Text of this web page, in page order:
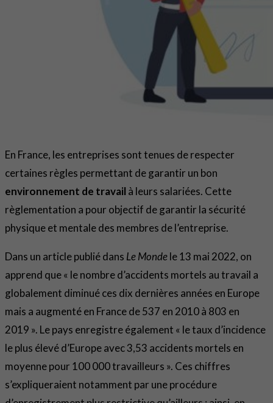
En France, les entreprises sont tenues de respecter
certaines règles permettant de garantir un bon
environnement de travail à leurs salariées. Cette
règlementation a pour objectif de garantir la sécurité
physique et mentale des membres de l’entreprise.
Dans un article publié dans Le Mondele 13 mai 2022, on
apprend que « le nombre d’accidents mortels au travail a
globalement diminué ces dix dernières années en Europe
mais a augmenté en France de 537 en 2010 à 803 en
2019 ». Le pays enregistre également « le taux d’incidence
le plus élevé d’Europe avec 3,53 accidents mortels en
moyenne pour 100 000 travailleurs ». Ces chiffres
s’expliqueraient notamment par une procédure